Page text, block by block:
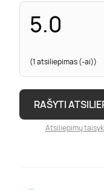
5.0
(1 atsiliepimas (-ai))
RAŠYTI
Atsiliepimų